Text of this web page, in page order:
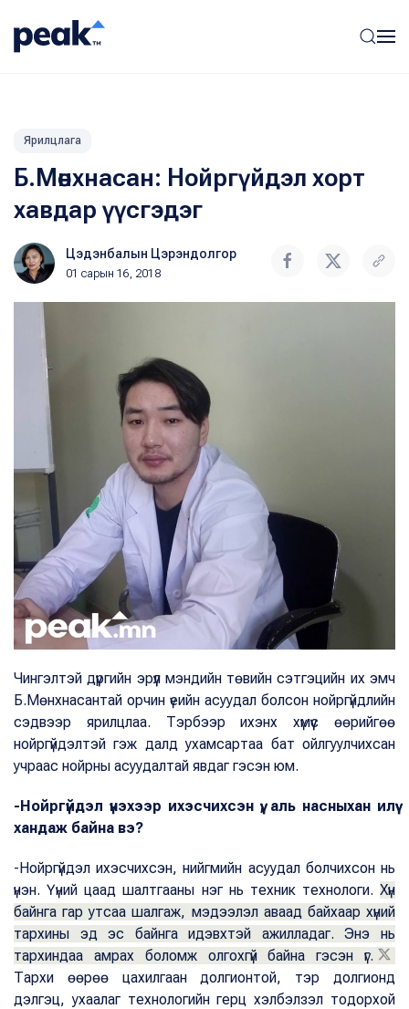
Ярилцлага
Б.Мөнхнасан: Нойргүйдэл хорт
хавдар үүсгэдэг
Цэдэнбалын Цэрэндолгор
01 сарын 16, 2018
Чингэлтэй дүүргийн эрүүл мэндийн төвийн сэтгэцийн их эмч
Б.Мөнхнасантай орчин үеийн асуудал болсон нойргүйдлийн
сэдвээр ярилцлаа. Тэрбээр ихэнх хүмүүс өөрийгөө
нойргүйдэлтэй гэж далд ухамсартаа бат ойлгуулчихсан
учраас нойрны асуудалтай явдаг гэсэн юм.
-Нойргүйдэл үнэхээр ихэсчихсэн үү, аль насныхан илүү
хандаж байна вэ?
-Нойргүйдэл ихэсчихсэн, нийгмийн асуудал болчихсон нь
үнэн. Үүний цаад шалтгааны нэг нь техник технологи. Хүн
байнга гар утсаа шалгаж, мэдээлэл аваад байхаар хүний
тархины эд эс байнга идэвхтэй ажилладаг. Энэ нь
тархиндаа амрах боломж олгохгүй байна гэсэн үг.
Тархи өөрөө цахилгаан долгионтой, тэр долгионд
дэлгэц, ухаалаг технологийн герц хэлбэлзэл тодорхой